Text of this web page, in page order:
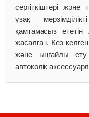
сергіткіштері
ұзақ
қамтамасыз
жасалған. Кез
және ыңғайлы ету
автокөлік